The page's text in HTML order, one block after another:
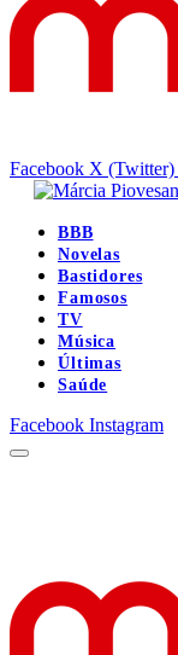
Facebook X (Twitter)
BBB
Novelas
Bastidores
Famosos
TV
Música
Últimas
Saúde
Facebook Instagram